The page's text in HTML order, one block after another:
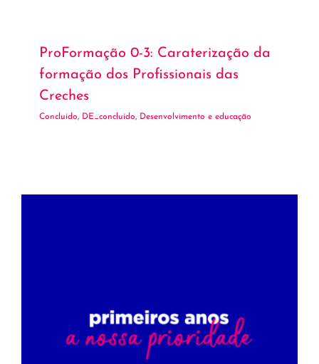
ProFormação 0-3: Caraterização da
formação dos Profissionais das
Creches
Concluído, DE_concluido, Desenvolvimento e educação